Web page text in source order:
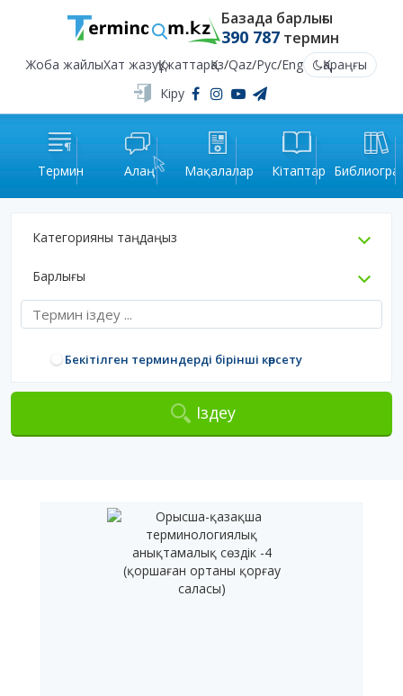
Базада барлығы
390 787термин
Жоба жайлыХат жазуҚұжаттарҚаз/Qaz/Рус/Eng
Қараңғы
Кіру
Термин Алаң Мақалалар Кітаптар
Категорияны таңдаңыз
Барлығы
Бекітілген терминдерді бірінші көрсету
Іздеу